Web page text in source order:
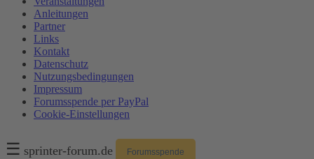
Anleitungen
Partner
Links
Kontakt
Datenschutz
Nutzungsbedingungen
Impressum
Forumsspende per PayPal
Cookie-Einstellungen
☰ sprinter-forum.de Forumsspende